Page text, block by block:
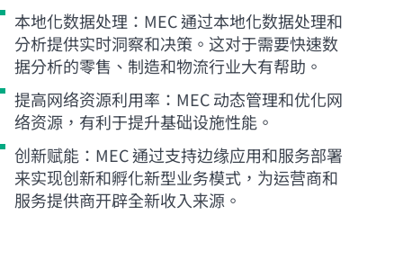
本地化数据处理：MEC 通过本地化数据处理和
分析提供实时洞察和决策。这对于需要快速数
据分析的零售、制造和物流行业大有帮助。
提高网络资源利用率：MEC 动态管理和优化网
络资源，有利于提升基础设施性能。
创新赋能：MEC 通过支持边缘应用和服务部署
来实现创新和孵化新型业务模式，为运营商和
服务提供商开辟全新收入来源。